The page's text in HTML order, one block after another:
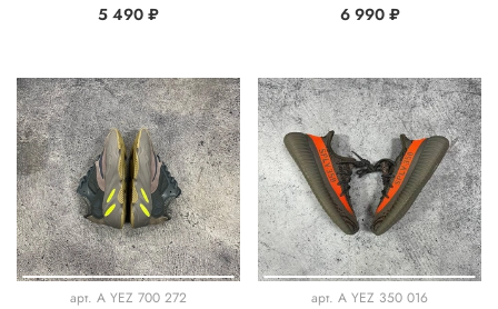
5 490 ₽
6 990 ₽
арт. A YEZ 700 272 арт. A YEZ 350 016